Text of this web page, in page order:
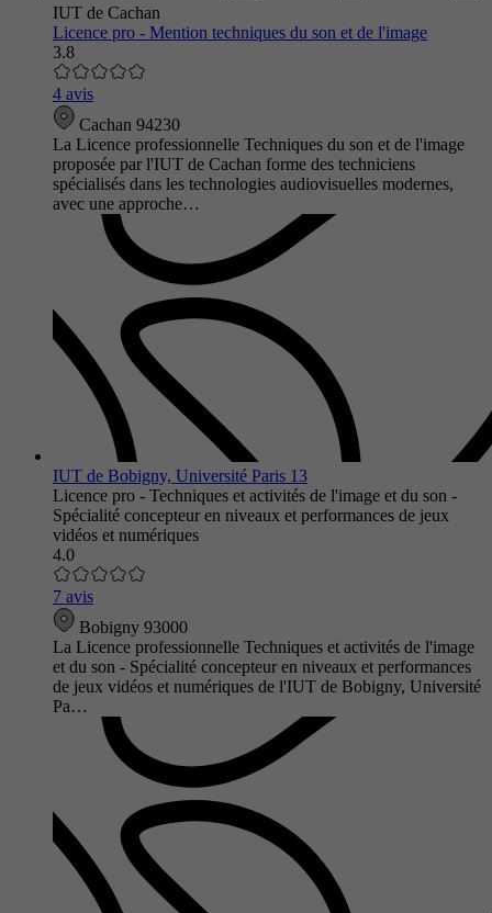
IUT de Cachan
Licence pro - Mention techniques du son et de l'image
3.8
4 avis
Cachan 94230
La Licence professionnelle Techniques du son et de l'image
proposée par l'IUT de Cachan forme des techniciens
spécialisés dans les technologies audiovisuelles modernes,
avec une approche…
IUT de Bobigny, Université Paris 13
Licence pro - Techniques et activités de l'image et du son -
Spécialité concepteur en niveaux et performances de jeux
vidéos et numériques
4.0
7 avis
Bobigny 93000
La Licence professionnelle Techniques et activités de l'image
et du son - Spécialité concepteur en niveaux et performances
de jeux vidéos et numériques de l'IUT de Bobigny, Université
Pa…